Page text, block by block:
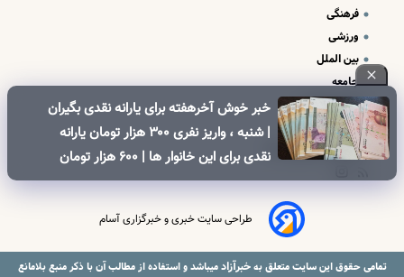
خبر خوش آخرهفته برای یارانه نقدی بگیران
| شنبه ، واریز نفری ۳۰۰ هزار تومان یارانه
نقدی برای این خانوار ها | ۶۰۰ هزار تومان
کالابرگ برای خانوارهای دارای فرزند
فرهنگی
ورزشی
بین الملل
جامعه
علم و فناوری
درباره ما
تبلیغات و تماس با ما
طراحی سایت خبری و خبرگزاری آسام
تمامی حقوق این سایت متعلق بهخبرآزادمیباشد و استفاده از مطالب آن با ذکر منبع بلامانع